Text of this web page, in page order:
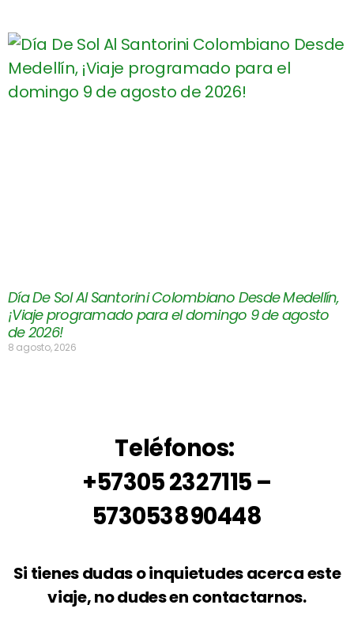
Día De Sol Al Santorini Colombiano Desde Medellín,
¡Viaje programado para el domingo 9 de agosto
de 2026!
8 agosto, 2026
Teléfonos:
+57305 2327115 –
573053890448
Si tienes dudas o inquietudes acerca este
viaje, no dudes en contactarnos.